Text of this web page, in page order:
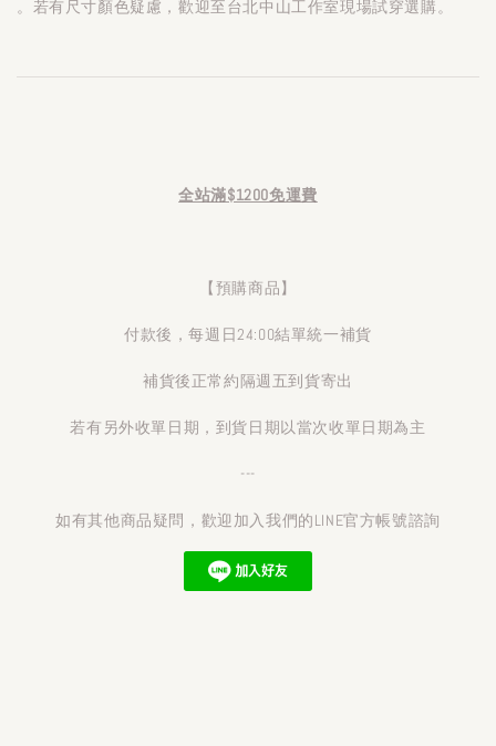
。若有尺寸顏色疑慮，歡迎至台北中山工作室現場試穿選購。
全站滿$1200免運費
【預購商品】
付款後，每週日24:00結單統一補貨
補貨後正常約隔週五到貨寄出
若有另外收單日期，到貨日期以當次收單日期為主
---
如有其他商品疑問，歡迎加入我們的LINE官方帳號諮詢